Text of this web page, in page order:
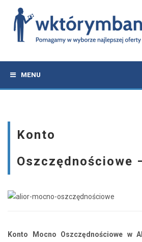
MENU
Konto
Oszczędnościowe
Konto Mocno Oszczędnościowe w